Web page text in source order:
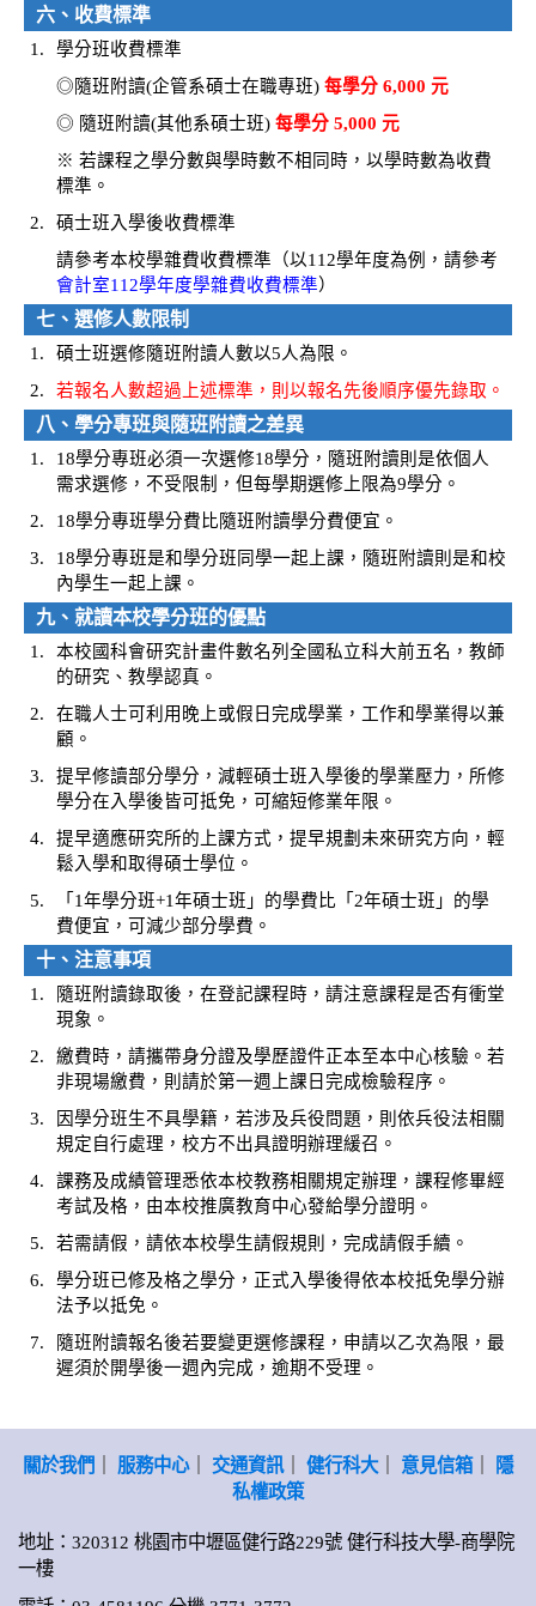
六、收費標準
1.
學分班收費標準
◎隨班附讀(企管系碩士在職專班) 每學分 6,000 元
◎ 隨班附讀(其他系碩士班) 每學分 5,000 元
※ 若課程之學分數與學時數不相同時，以學時數為收費
標準。
2.
碩士班入學後收費標準
請參考本校學雜費收費標準（以112學年度為例，請參考
會計室112學年度學雜費收費標準）
七、選修人數限制
1.
碩士班選修隨班附讀人數以5人為限。
2.
若報名人數超過上述標準，則以報名先後順序優先錄取。
八、學分專班與隨班附讀之差異
1.
18學分專班必須一次選修18學分，隨班附讀則是依個人
需求選修，不受限制，但每學期選修上限為9學分。
2.
18學分專班學分費比隨班附讀學分費便宜。
3.
18學分專班是和學分班同學一起上課，隨班附讀則是和校
內學生一起上課。
九、就讀本校學分班的優點
1.
本校國科會研究計畫件數名列全國私立科大前五名，教師
的研究、教學認真。
2.
在職人士可利用晚上或假日完成學業，工作和學業得以兼
顧。
3.
提早修讀部分學分，減輕碩士班入學後的學業壓力，所修
學分在入學後皆可抵免，可縮短修業年限。
4.
提早適應研究所的上課方式，提早規劃未來研究方向，輕
鬆入學和取得碩士學位。
5.
「1年學分班+1年碩士班」的學費比「2年碩士班」的學
費便宜，可減少部分學費。
十、注意事項
1.
隨班附讀錄取後，在登記課程時，請注意課程是否有衝堂
現象。
2.
繳費時，請攜帶身分證及學歷證件正本至本中心核驗。若
非現場繳費，則請於第一週上課日完成檢驗程序。
3.
因學分班生不具學籍，若涉及兵役問題，則依兵役法相關
規定自行處理，校方不出具證明辦理緩召。
4.
課務及成績管理悉依本校教務相關規定辦理，課程修畢經
考試及格，由本校推廣教育中心發給學分證明。
5.
若需請假，請依本校學生請假規則，完成請假手續。
6.
學分班已修及格之學分，正式入學後得依本校抵免學分辦
法予以抵免。
7.
隨班附讀報名後若要變更選修課程，申請以乙次為限，最
遲須於開學後一週內完成，逾期不受理。
關於我們 服務中心｜ 交通資訊｜ 健行科大｜ 意見信箱｜
隱
私權政策
地址：320312 桃園市中壢區健行路229號 健行科技大學-商學院
一樓